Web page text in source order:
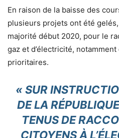
En raison de la baisse des
plusieurs projets ont été
majorité début 2020, pour le
gaz et d’électricité,
prioritaires.
« SUR
DE LA
TENUS DE
CITOYENS À